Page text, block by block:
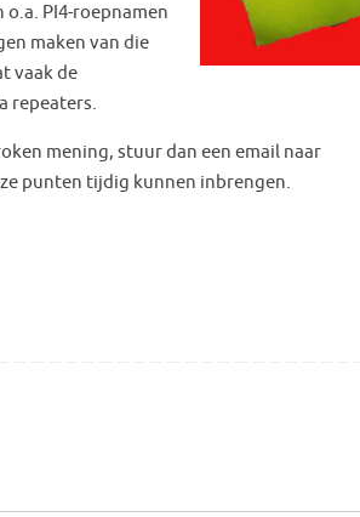
PI4-roepnamen
maken van die
vaak de
repeaters.
mening, stuur dan een email naar
punten tijdig kunnen inbrengen.